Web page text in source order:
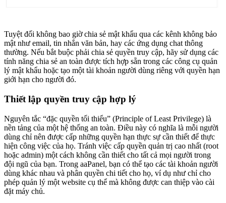
Tuyệt đối không bao giờ chia sẻ mật khẩu qua các kênh không bảo
mật như email, tin nhắn văn bản, hay các ứng dụng chat thông
thường. Nếu bắt buộc phải chia sẻ quyền truy cập, hãy sử dụng các
tính năng chia sẻ an toàn được tích hợp sẵn trong các công cụ quản
lý mật khẩu hoặc tạo một tài khoản người dùng riêng với quyền hạn
giới hạn cho người đó.
Thiết lập quyền truy cập hợp lý
Nguyên tắc “đặc quyền tối thiểu” (Principle of Least Privilege) là
nền tảng của một hệ thống an toàn. Điều này có nghĩa là mỗi người
dùng chỉ nên được cấp những quyền hạn thực sự cần thiết để thực
hiện công việc của họ. Tránh việc cấp quyền quản trị cao nhất (root
hoặc admin) một cách không cần thiết cho tất cả mọi người trong
đội ngũ của bạn. Trong aaPanel, bạn có thể tạo các tài khoản người
dùng khác nhau và phân quyền chi tiết cho họ, ví dụ như chỉ cho
phép quản lý một website cụ thể mà không được can thiệp vào cài
đặt máy chủ.